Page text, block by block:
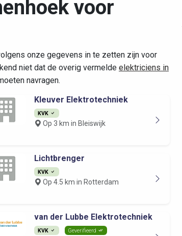
voor
onze gegevens in te zetten zijn voor
niet dat de overig vermelde elektriciens in
navragen.
Kleuver Elektrotechniek
KVK
Op 3 km in Bleiswijk
Lichtbrenger
KVK
Op 4.5 km in Rotterdam
van der Lubbe Elektrotechniek
KVK Geverifieerd